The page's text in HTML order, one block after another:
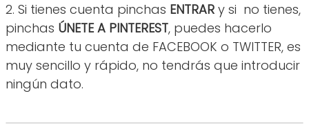
2. Si tienes cuenta pinchas ENTRAR y si no tienes,
pinchas ÚNETE A PINTEREST, puedes hacerlo
mediante tu cuenta de FACEBOOK o TWITTER, es
muy sencillo y rápido, no tendrás que introducir
ningún dato.